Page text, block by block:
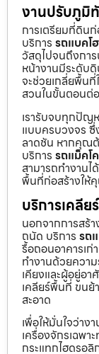
งานปรับภูมิ
การเตรียมที่ดิน
บริการ รถแบคโ
วัสดุไปจนถึงการ
หน้างานมีระดับ
จะช่วยเกลี่ยพื้น
สวนในขั้นตอนต่
เรารับจบทุกปัญ
แบบครบวงจร
ลาดชัน หากคุณต้
บริการ รถแม็คโ
สามารถทำงานไ
พื้นที่ก่อสร้างให้
บริการเคลี
นอกจากการสร้า
ถนัด บริการ รถ
รื้อถอนอาคารเก่
ทำงานด้วยความ
เคียงและผู้อยู่อ
เคลียร์พื้นที่ ขนย้
สะอาด
เพื่อให้มั่นใจว่าง
เครื่องจักรเฉพา
กระแทกไฮดรอลิ